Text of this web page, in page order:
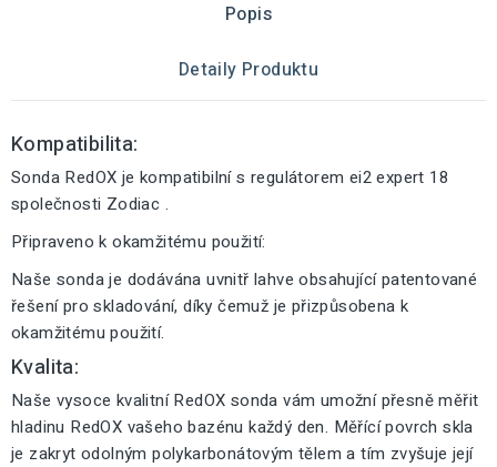
Popis
Detaily Produktu
Kompatibilita:
Sonda RedOX je kompatibilní s regulátorem ei2 expert 18
společnosti Zodiac .
Připraveno k okamžitému použití:
Naše sonda je dodávána uvnitř lahve obsahující patentované
řešení pro skladování, díky čemuž je přizpůsobena k
okamžitému použití.
Kvalita:
Naše vysoce kvalitní RedOX sonda vám umožní přesně měřit
hladinu RedOX vašeho bazénu každý den. Měřící povrch skla
je zakryt odolným polykarbonátovým tělem a tím zvyšuje její